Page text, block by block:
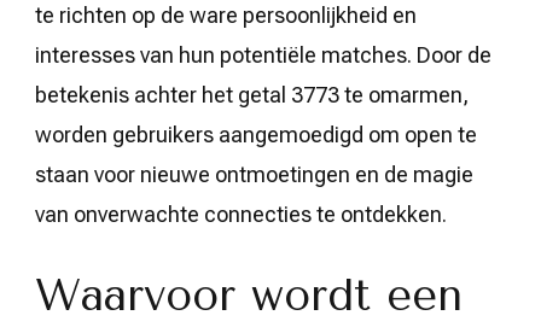
te richten op de ware persoonlijkheid en
interesses van hun potentiële matches. Door de
betekenis achter het getal 3773 te omarmen,
worden gebruikers aangemoedigd om open te
staan voor nieuwe ontmoetingen en de magie
van onverwachte connecties te ontdekken.
Waarvoor wordt een